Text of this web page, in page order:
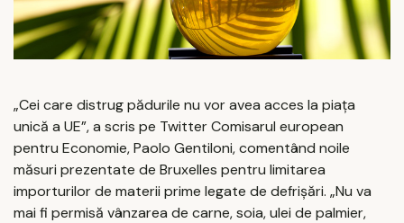
„Cei care distrug pădurile nu vor avea acces la piața
unică a UE”, a scris pe Twitter Comisarul european
pentru Economie, Paolo Gentiloni, comentând noile
măsuri prezentate de Bruxelles pentru limitarea
importurilor de materii prime legate de defrișări. „Nu va
mai fi permisă vânzarea de carne, soia, ulei de palmier,